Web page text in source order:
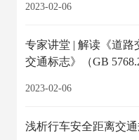
2023-02-06
专家讲堂 | 解读《道路
交通标志》（GB
2023-02-06
浅析行车安全距离交